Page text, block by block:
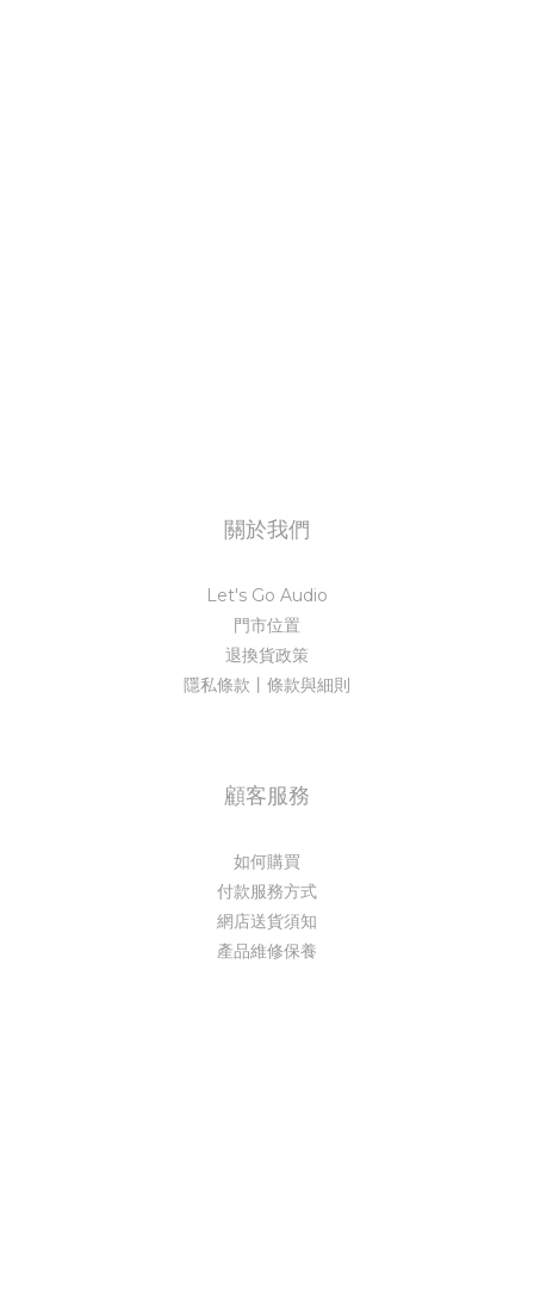
關於我們
Let's Go Audio
門市位置
退換貨政策
隱私條款丨條款與細則
顧客服務
如何購買
付款服務方式
網店送貨須知
產品維修保養